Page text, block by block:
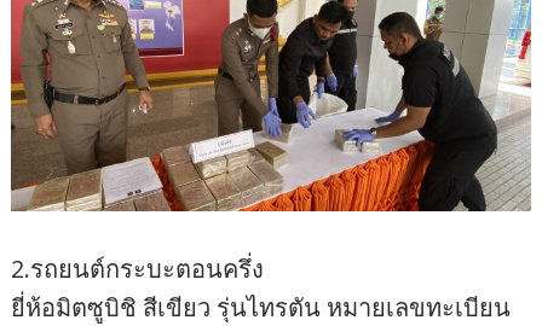
2.รถยนต์กระบะตอนครึ่ง
ยี่ห้อมิตซูบิชิ สีเขียว รุ่นไทรตัน หมายเลขทะเบียน